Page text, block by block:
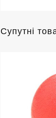
Супутні